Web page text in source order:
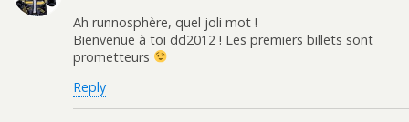
Ah runnosphère, quel joli mot !
Bienvenue à toi dd2012 ! Les premiers billets sont
prometteurs
Reply